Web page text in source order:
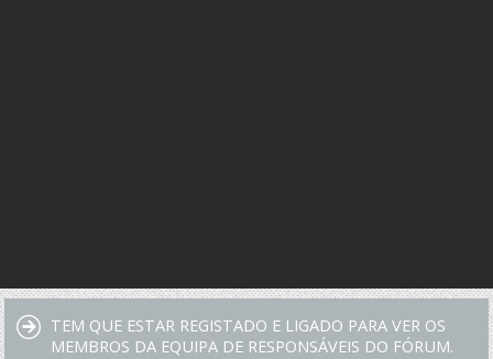
TEM QUE ESTAR REGISTADO E LIGADO PARA VER OS
MEMBROS DA EQUIPA DE RESPONSÁVEIS DO FÓRUM.